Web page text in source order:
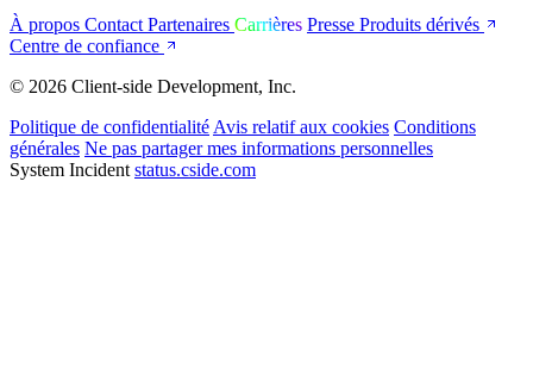
À propos Contact Partenaires Carrières Presse Produits dérivés
Centre de confiance
© 2026 Client-side Development, Inc.
Politique de confidentialité Avis relatif aux cookies Conditions
générales Ne pas partager mes informations personnelles
System Incident status.cside.com